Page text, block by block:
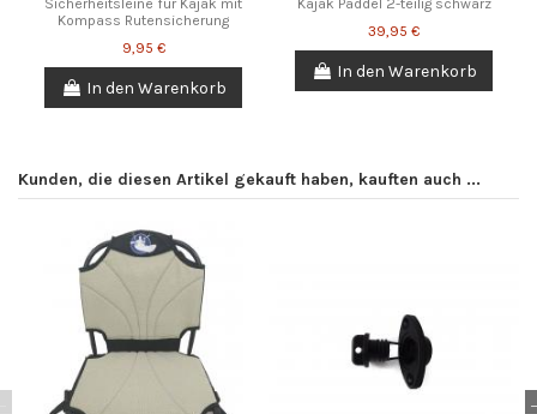
Sicherheitsleine für Kajak mit
Kompass Rutensicherung
9,95 €
In den Warenkorb
Kajak Paddel 2-teilig schwarz
39,95 €
In den Warenkorb
Kunden, die diesen Artikel gekauft haben, kauften auch ...